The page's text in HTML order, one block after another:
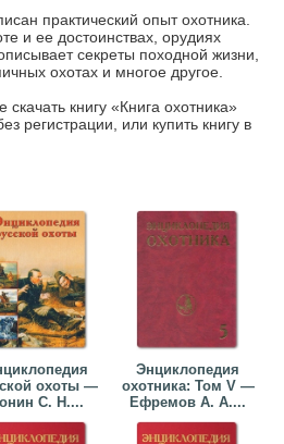
практический опыт охотника.
и ее достоинствах, орудиях
секреты походной жизни,
охотах и многое другое.
книгу «Книга охотника»
регистрации, или купить книгу в
охоты —
С. Н....
Энциклопедия
охотника: Том V —
Ефремов А. А....